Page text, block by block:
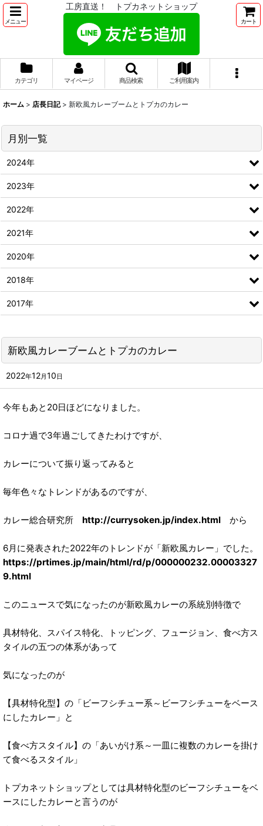
メニュー
工房直送！ トプカネットショップ
カート
カテゴリ マイページ 商品検索 ご利用案内
ホーム > 店長日記 > 新欧風カレーブームとトプカのカレー
新欧風カレーブームとトプカのカレー
2022年12月10日
今年もあと20日ほどになりました。
コロナ過で3年過ごしてきたわけですが、
カレーについて振り返ってみると
毎年色々なトレンドがあるのですが、
カレー総合研究所 http://currysoken.jp/index.html から
6月に発表された2022年のトレンドが「新欧風カレー」でした。
https://prtimes.jp/main/html/rd/p/000000232.00003327
9.html
このニュースで気になったのが新欧風カレーの系統別特徴で
具材特化、スパイス特化、トッピング、フュージョン、食べ方ス
タイルの五つの体系があって
気になったのが
【具材特化型】の「ビーフシチュー系～ビーフシチューをベース
にしたカレー」と
【食べ方スタイル】の「あいがけ系～一皿に複数のカレーを掛け
て食べるスタイル」
トプカネットショップとしては具材特化型のビーフシチューをベ
ースにしたカレーと言うのが
月別一覧
2024年
2023年
2022年
2021年
2020年
2018年
2017年